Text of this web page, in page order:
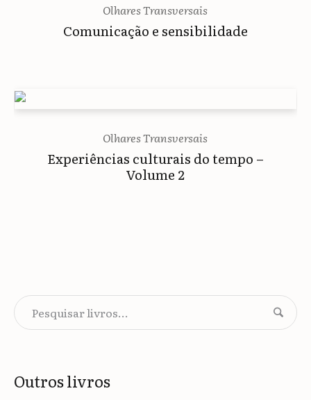
Olhares Transversais
Comunicação e sensibilidade
Olhares Transversais
Experiências culturais do tempo –
Volume 2
Outros livros